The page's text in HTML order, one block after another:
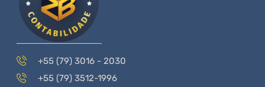
+55 (79) 3016 - 2030
+55 (79) 3512-1996